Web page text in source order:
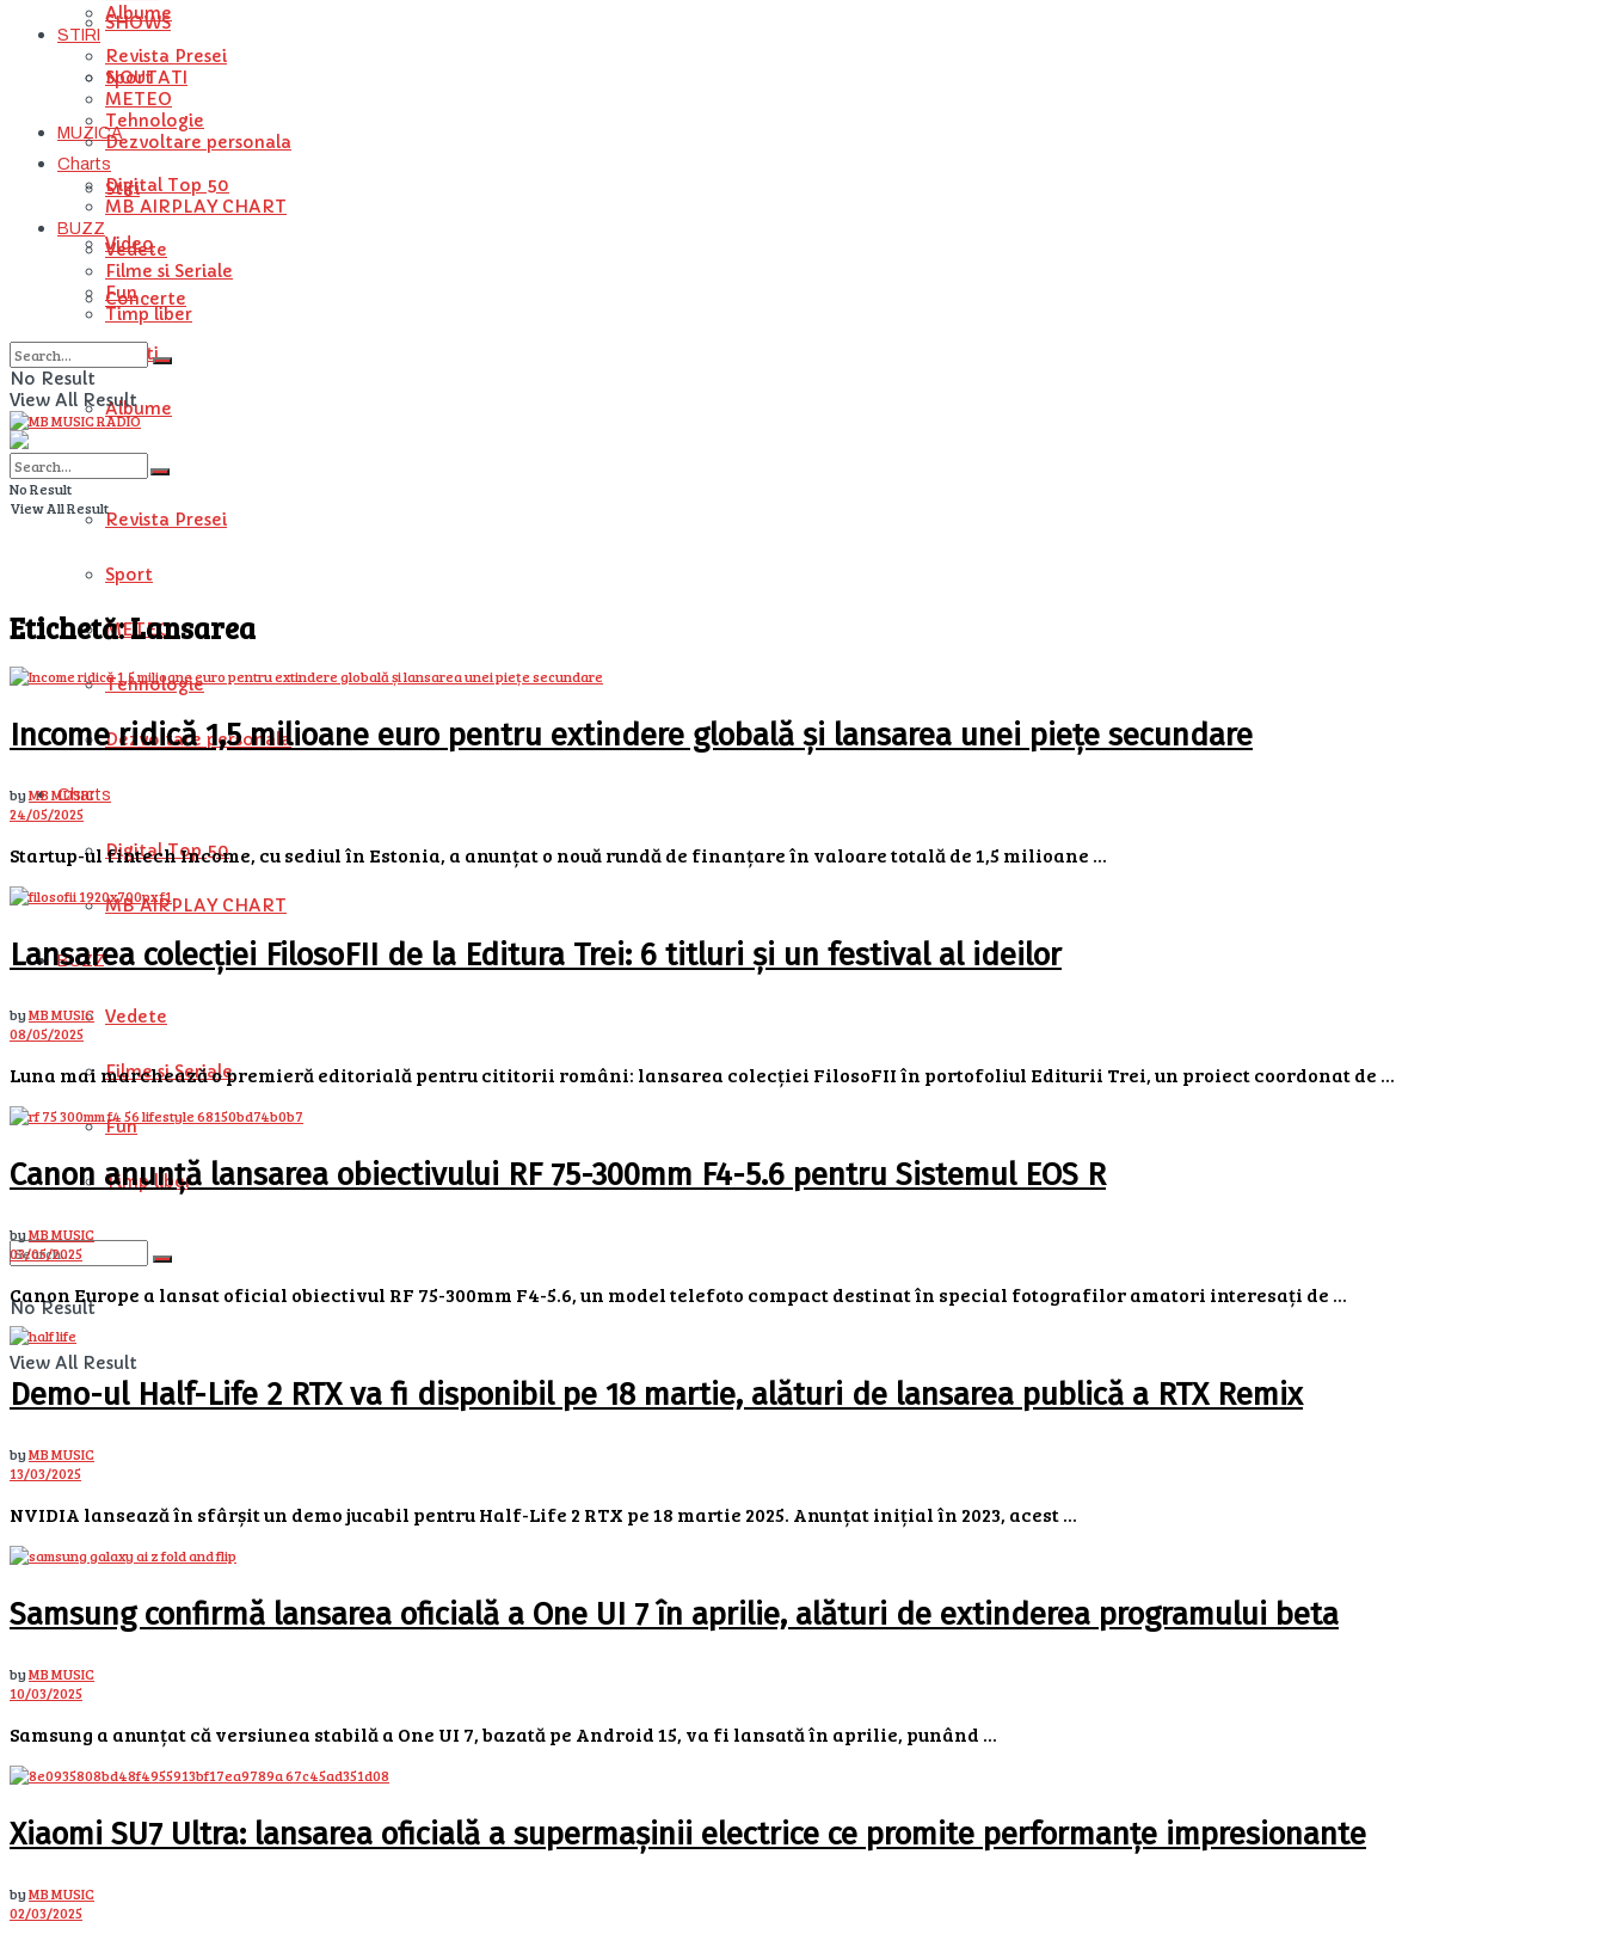
SHOWS
NOUTATI
MUZICA
Stiri
Video
Concerte
Artisti
Albume
STIRI
Revista Presei
Sport
METEO
Tehnologie
Dezvoltare personala
Charts
Digital Top 50
MB AIRPLAY CHART
BUZZ
Vedete
Filme si Seriale
Fun
Timp liber
No Result
View All Result
Albume
STIRI
Revista Presei
Sport
METEO
Tehnologie
Dezvoltare personala
Charts
Digital Top 50
MB AIRPLAY CHART
BUZZ
Vedete
Filme si Seriale
Fun
Timp liber
No Result
View All Result
No Result
View All Result
Etichetă:Lansarea
Income ridică 1,5 milioane euro pentru extindere globală și lansarea unei piețe secundare
byMB MUSIC
24/05/2025
Startup-ul fintech Income, cu sediul în Estonia, a anunțat o nouă rundă de finanțare în valoare totală de 1,5 milioane ...
Lansarea colecției FilosoFII de la Editura Trei: 6 titluri și un festival al ideilor
byMB MUSIC
08/05/2025
Luna mai marchează o premieră editorială pentru cititorii români: lansarea colecției FilosoFII în portofoliul Editurii Trei, un proiect coordonat de ...
Canon anunță lansarea obiectivului RF 75-300mm F4-5.6 pentru Sistemul EOS R
byMB MUSIC
03/05/2025
Canon Europe a lansat oficial obiectivul RF 75-300mm F4-5.6, un model telefoto compact destinat în special fotografilor amatori interesați de ...
Demo-ul Half-Life 2 RTX va fi disponibil pe 18 martie, alături de lansarea publică a RTX Remix
byMB MUSIC
13/03/2025
NVIDIA lansează în sfârșit un demo jucabil pentru Half-Life 2 RTX pe 18 martie 2025. Anunțat inițial în 2023, acest ...
Samsung confirmă lansarea oficială a One UI 7 în aprilie, alături de extinderea programului beta
byMB MUSIC
10/03/2025
Samsung a anunțat că versiunea stabilă a One UI 7, bazată pe Android 15, va fi lansată în aprilie, punând ...
Xiaomi SU7 Ultra: lansarea oficială a supermașinii electrice ce promite performanțe impresionante
byMB MUSIC
02/03/2025